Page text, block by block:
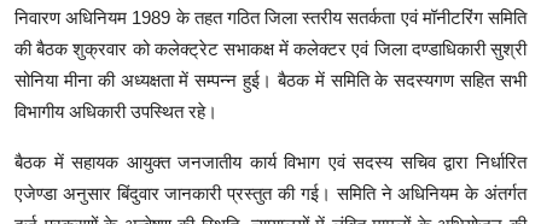
निवारण अधिनियम 1989 के तहत गठित जिला स्तरीय सतर्कता एवं मॉनीटरिंग समिति
की बैठक शुक्रवार को कलेक्ट्रेट सभाकक्ष में कलेक्टर एवं जिला दण्डाधिकारी सुश्री
सोनिया मीना की अध्यक्षता में सम्पन्न हुई। बैठक में समिति के सदस्यगण सहित सभी
विभागीय अधिकारी उपस्थित रहे।
बैठक में सहायक आयुक्त जनजातीय कार्य विभाग एवं सदस्य सचिव द्वारा निर्धारित
एजेण्डा अनुसार बिंदुवार जानकारी प्रस्तुत की गई। समिति ने अधिनियम के अंतर्गत